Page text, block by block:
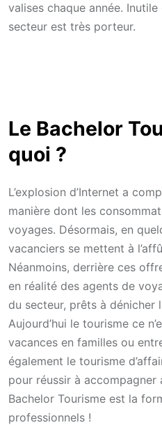
valises chaque année.
secteur est très porteur.
Le Bachelor
quoi ?
L’explosion d’Internet a
manière dont les
voyages. Désormais, en
vacanciers se mettent à
Néanmoins, derrière ces
en réalité des agents de
du secteur, prêts à dénicher
Aujourd’hui le tourisme ce
vacances en familles ou
également le tourisme
pour réussir à accompagner
Bachelor Tourisme est la
professionnels !